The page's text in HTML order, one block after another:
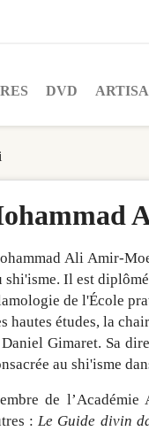
DVD
Ali Amir-
shi'isme. Il est
de l'École
hautes études, la
Gimaret. Sa
au shi'isme
de
:Le Guide divin